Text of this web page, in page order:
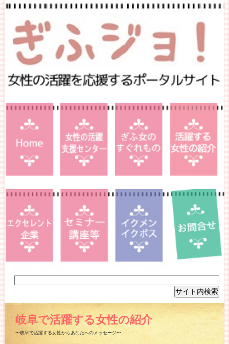
岐阜で活躍する女性の紹介
〜岐阜で活躍する女性からあなたへのメッセージ〜